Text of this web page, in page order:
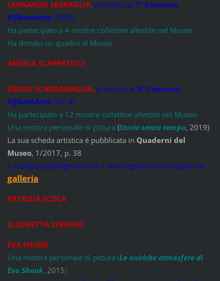
LEONARDO SBARAGLIA,premiato al 1° Concorso
FijlkamArte(2008)
Ha partecipato a 4 mostre collettive allestite nel Museo
Ha donato un quadro al Museo
ANGELA SCAPPATICCI
EGIDIO SCARDAMAGLIA,premiato al 3° Concorso
FijlkamArte(2014)
Ha partecipato a 12 mostre collettive allestite nel Museo
Una mostra personale di pittura (Storie senza tempo, 2019)
La sua scheda artistica è pubblicata in Quaderni del
Museo, 1/2017, p. 38
e.scardamaglia@gmail.com / www.egidioscardamaglia.net
galleria
PATRIZIA SCOLA
ELISABETTA SERAFINI
EVA SHUNK
Una mostra personale di pittura (Le oniriche atmosfere di
Eva Shunk, 2015)